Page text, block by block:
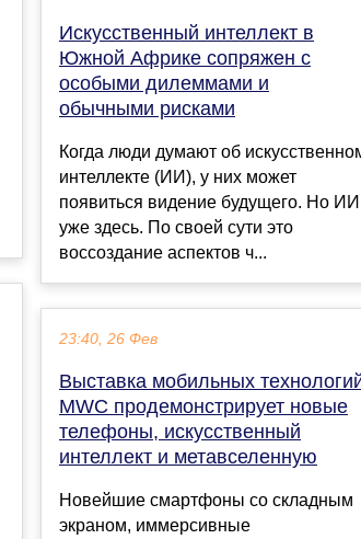
Искусственный интеллект в
Южной Африке сопряжен с
особыми дилеммами и
обычными рисками
Когда люди думают об
интеллекте (ИИ), у них может
появиться видение будущего. Но ИИ
уже здесь. По своей сути это
воссоздание аспектов ч...
23:40, 26 Фев
Выставка мобильных
MWC продемонстрирует новые
телефоны, искусственный
интеллект и метавселенную
Новейшие смартфоны со складным
экраном, иммерсивные